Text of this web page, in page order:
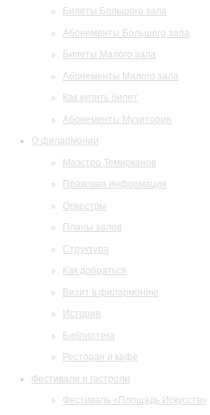
Билеты Большого зала
Абонементы Большого зала
Билеты Малого зала
Абонементы Малого зала
Как купить билет
Абонементы Музитория
О филармонии
Маэстро Темирканов
Правовая информация
Оркестры
Планы залов
Структура
Как добраться
Визит в филармонию
История
Библиотека
Ресторан и кафе
Фестивали и гастроли
Фестиваль «Площадь Искусств»